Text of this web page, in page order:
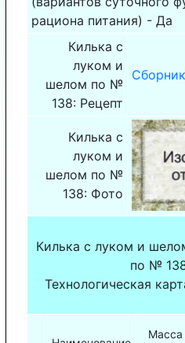
рациона питания) - Да
Килька с
луком и
шелом по №
138: Рецепт
Килька с
луком и
шелом по №
138: Фото
Килька с луком и
по №
Технологическая
Масса